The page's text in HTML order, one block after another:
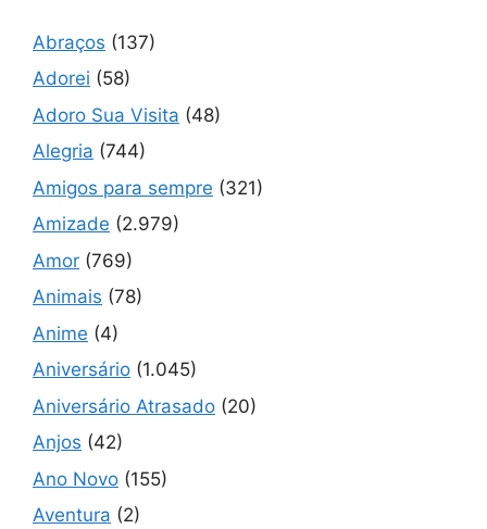
Abraços (137)
Adorei (58)
Adoro Sua Visita (48)
Alegria (744)
Amigos para sempre (321)
Amizade (2.979)
Amor (769)
Animais (78)
Anime (4)
Aniversário (1.045)
Aniversário Atrasado (20)
Anjos (42)
Ano Novo (155)
Aventura (2)